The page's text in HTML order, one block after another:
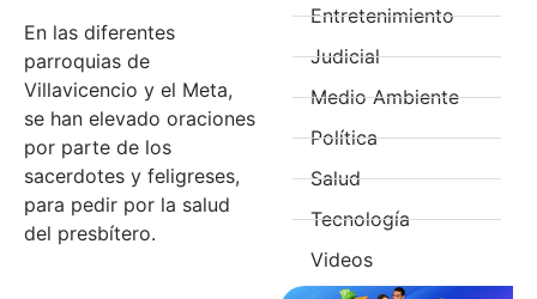
En las diferentes
parroquias de
Villavicencio y el Meta,
se han elevado oraciones
por parte de los
sacerdotes y feligreses,
para pedir por la salud
del presbítero.
Entretenimiento
Judicial
Medio Ambiente
Política
Salud
Tecnología
Videos